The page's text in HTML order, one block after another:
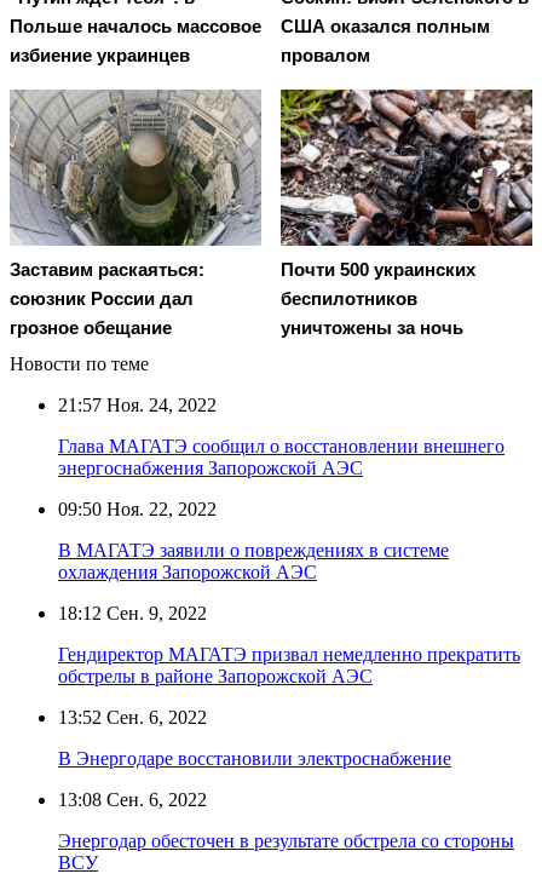
Польше началось массовое
избиение украинцев
США оказался полным
провалом
Заставим раскаяться:
союзник России дал
грозное обещание
Почти 500 украинских
беспилотников
уничтожены за ночь
Новости по теме
21:57 Ноя. 24, 2022
Глава МАГАТЭ сообщил о восстановлении внешнего
энергоснабжения Запорожской АЭС
09:50 Ноя. 22, 2022
В МАГАТЭ заявили о повреждениях в системе
охлаждения Запорожской АЭС
18:12 Сен. 9, 2022
Гендиректор МАГАТЭ призвал немедленно прекратить
обстрелы в районе Запорожской АЭС
13:52 Сен. 6, 2022
В Энергодаре восстановили электроснабжение
13:08 Сен. 6, 2022
Энергодар обесточен в результате обстрела со стороны
ВСУ